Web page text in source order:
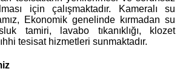
için çalışmaktadır. Kameralı su
Ekonomik genelinde kırmadan su
tamiri, lavabo tıkanıklığı, klozet
tesisat hizmetleri sunmaktadır.